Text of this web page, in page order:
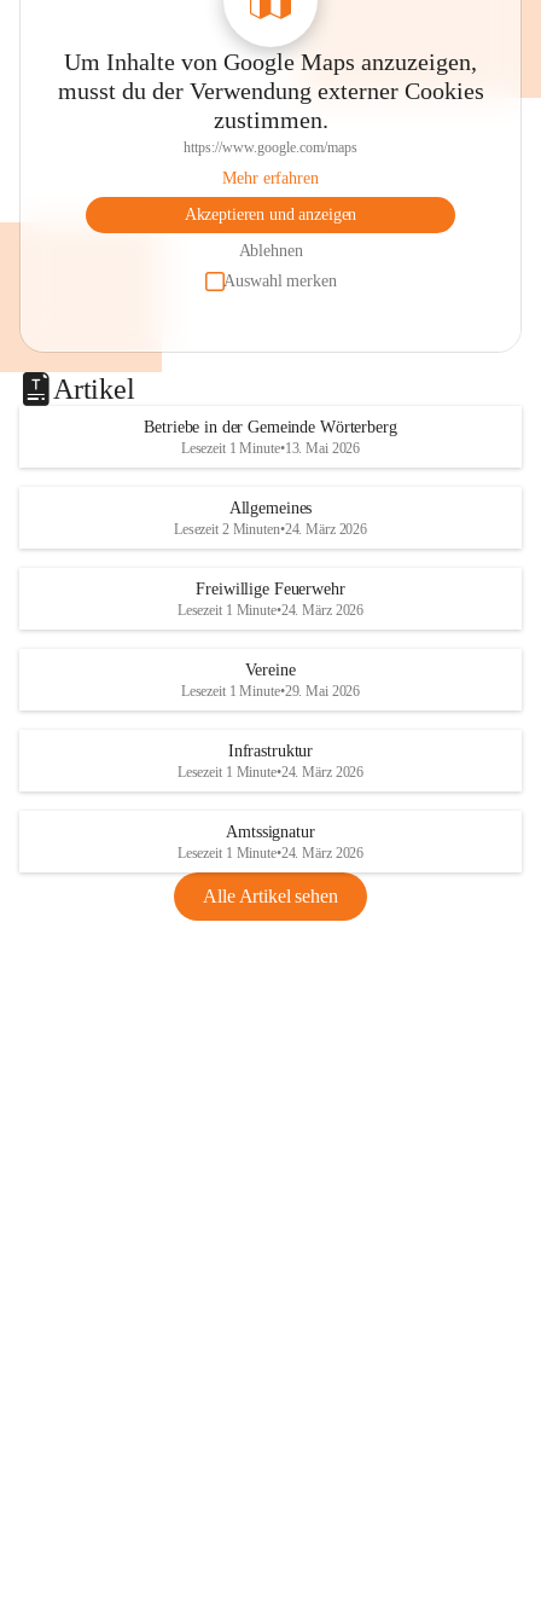
Um Inhalte von Google Maps anzuzeigen,
musst du der Verwendung externer Cookies
zustimmen.
https://www.google.com/maps
Mehr erfahren
Akzeptieren und anzeigen
Ablehnen
Auswahl merken
Artikel
Betriebe in der Gemeinde Wörterberg
Lesezeit 1 Minute•13. Mai 2026
Allgemeines
Lesezeit 2 Minuten•24. März 2026
Freiwillige Feuerwehr
Lesezeit 1 Minute•24. März 2026
Vereine
Lesezeit 1 Minute•29. Mai 2026
Infrastruktur
Lesezeit 1 Minute•24. März 2026
Amtssignatur
Lesezeit 1 Minute•24. März 2026
Alle Artikel sehen